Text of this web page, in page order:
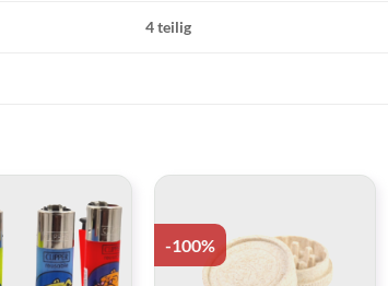
4 teilig
-100%